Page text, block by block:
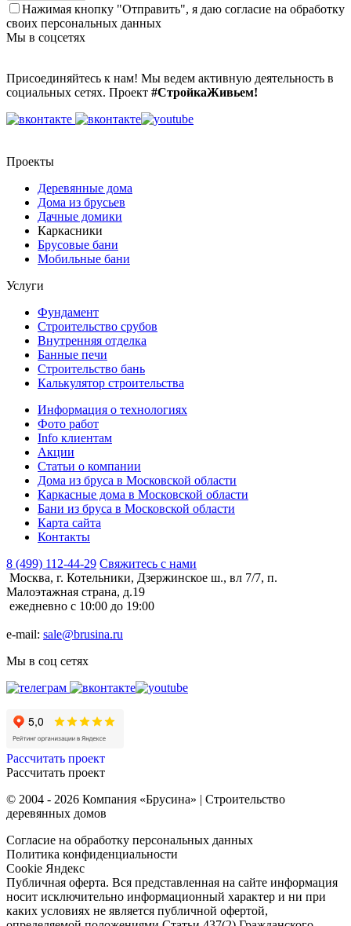
Нажимая кнопку "Отправить", я даю согласие на обработку
своих персональных данных
Мы в соцсетях
Присоединяйтесь к нам! Мы ведем активную деятельность в
социальных сетях. Проект #СтройкаЖивьем!
Проекты
Деревянные дома
Дома из брусьев
Дачные домики
Каркасники
Брусовые бани
Мобильные бани
Услуги
Фундамент
Строительство срубов
Внутренняя отделка
Банные печи
Строительство бань
Калькулятор строительства
Информация о технологиях
Фото работ
Info клиентам
Акции
Статьи о компании
Дома из бруса в Московской области
Каркасные дома в Московской области
Бани из бруса в Московской области
Карта сайта
Контакты
8 (499) 112-44-29 Свяжитесь с нами
Москва, г. Котельники, Дзержинское ш., вл 7/7, п.
Малоэтажная страна, д.19
ежедневно с 10:00 до 19:00
e-mail: sale@brusina.ru
Мы в соц сетях
Рассчитать проект
Рассчитать проект
© 2004 - 2026 Компания «Брусина» | Строительство
деревянных домов
Согласие на обработку персональных данных
Политика конфиденциальности
Cookie Яндекс
Публичная оферта. Вся представленная на сайте информация
носит исключительно информационный характер и ни при
каких условиях не является публичной офертой,